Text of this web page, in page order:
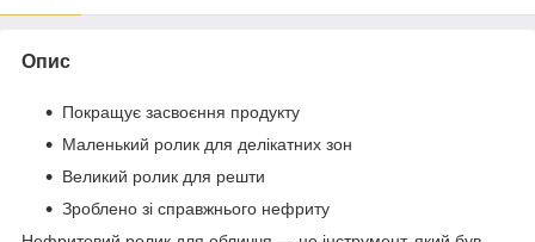
Опис
Покращує засвоєння продукту
Маленький ролик для делікатних зон
Великий ролик для решти
Зроблено зі справжнього нефриту